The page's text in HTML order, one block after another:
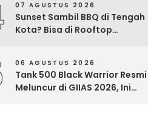
07 AGUSTUS 2026
Sunset Sambil BBQ di Tengah
Kota? Bisa di Rooftop
06 AGUSTUS 2026
Tank 500 Black Warrior Resmi
Meluncur di GIIAS 2026, Ini